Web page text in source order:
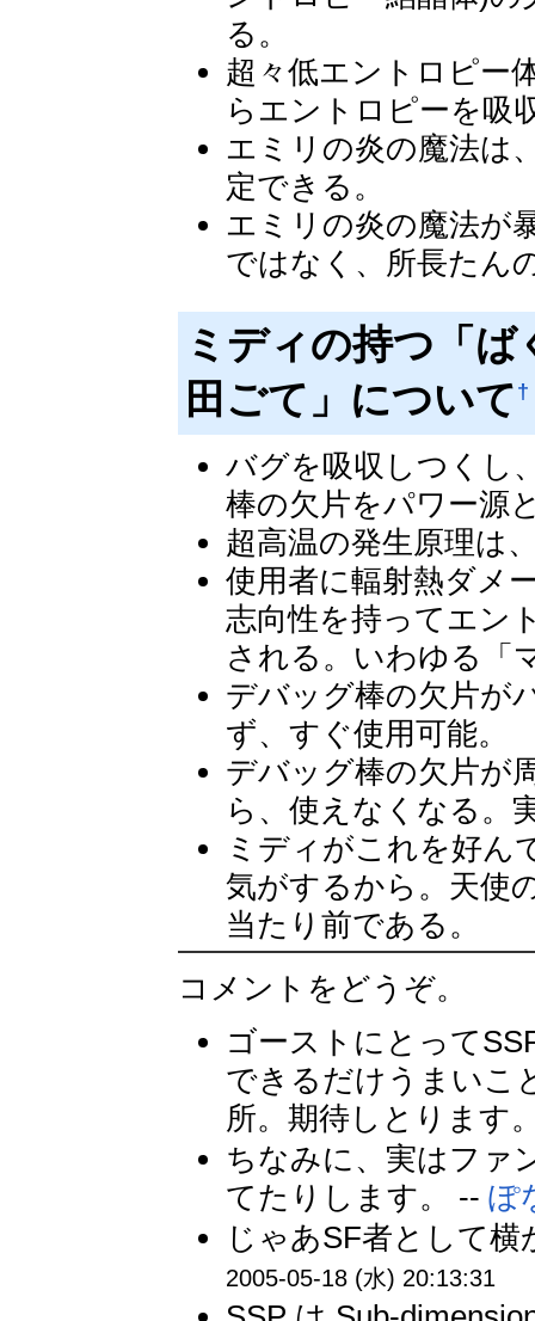
る。
超々低エントロピー
らエントロピーを吸
エミリの炎の魔法は
定できる。
エミリの炎の魔法が
ではなく、所長たん
ミディの持つ「
田ごて」について†
バグを吸収しつくし
棒の欠片をパワー源
超高温の発生原理は
使用者に輻射熱ダメ
志向性を持ってエン
される。いわゆる「
デバッグ棒の欠片が
ず、すぐ使用可能。
デバッグ棒の欠片が
ら、使えなくなる。
ミディがこれを好ん
気がするから。天使
当たり前である。
コメントをどうぞ。
ゴーストにとって
できるだけうまいこ
所。期待しとります
ちなみに、実はファ
てたりします。 --ぽ
じゃあSF者として
2005-05-18 (水) 20:13:31